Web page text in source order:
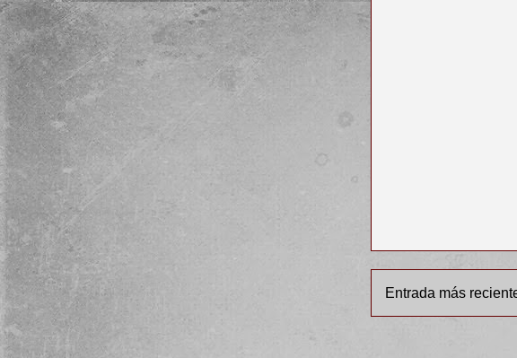
Entrada más